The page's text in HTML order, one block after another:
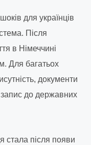
для українців
Після
в Німеччині
Для багатьох
документи
до державних
стала після появи